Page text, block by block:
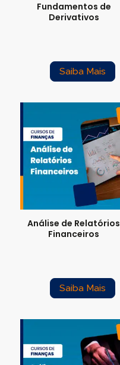
Fundamentos de
Derivativos
Saiba Mais
Análise de Relatórios
Financeiros
Saiba Mais